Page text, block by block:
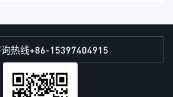
热线+86-15397404915